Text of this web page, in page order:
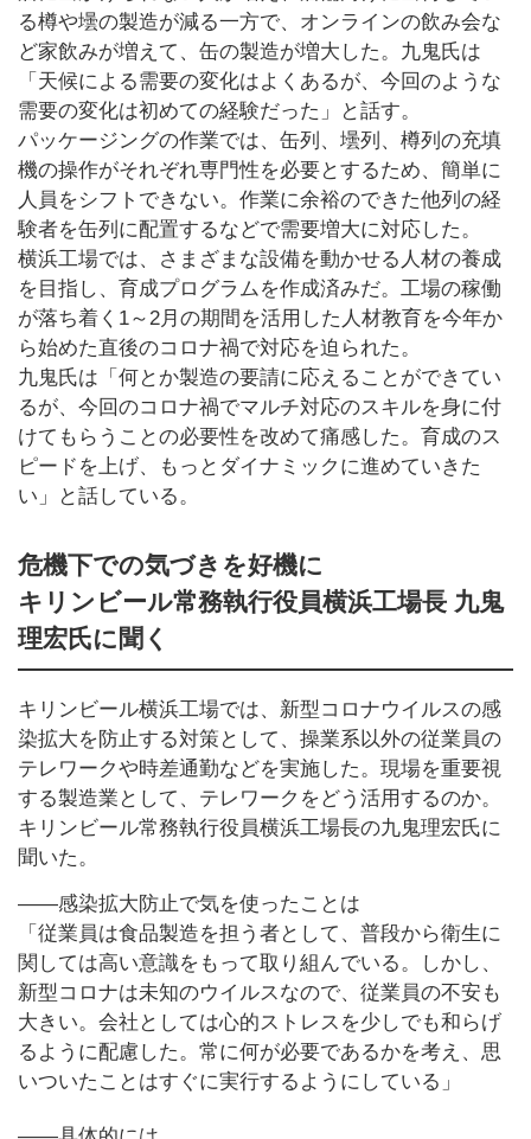
る樽や壜の製造が減る一方で、オンラインの飲み会な
ど家飲みが増えて、缶の製造が増大した。九鬼氏は
「天候による需要の変化はよくあるが、今回のような
需要の変化は初めての経験だった」と話す。
パッケージングの作業では、缶列、壜列、樽列の充填
機の操作がそれぞれ専門性を必要とするため、簡単に
人員をシフトできない。作業に余裕のできた他列の経
験者を缶列に配置するなどで需要増大に対応した。
横浜工場では、さまざまな設備を動かせる人材の養成
を目指し、育成プログラムを作成済みだ。工場の稼働
が落ち着く1～2月の期間を活用した人材教育を今年か
ら始めた直後のコロナ禍で対応を迫られた。
九鬼氏は「何とか製造の要請に応えることができてい
るが、今回のコロナ禍でマルチ対応のスキルを身に付
けてもらうことの必要性を改めて痛感した。育成のス
ピードを上げ、もっとダイナミックに進めていきた
い」と話している。
危機下での気づきを好機に
キリンビール常務執行役員横浜工場長 九鬼
理宏氏に聞く
キリンビール横浜工場では、新型コロナウイルスの感
染拡大を防止する対策として、操業系以外の従業員の
テレワークや時差通勤などを実施した。現場を重要視
する製造業として、テレワークをどう活用するのか。
キリンビール常務執行役員横浜工場長の九鬼理宏氏に
聞いた。
――感染拡大防止で気を使ったことは
「従業員は食品製造を担う者として、普段から衛生に
関しては高い意識をもって取り組んでいる。しかし、
新型コロナは未知のウイルスなので、従業員の不安も
大きい。会社としては心的ストレスを少しでも和らげ
るように配慮した。常に何が必要であるかを考え、思
いついたことはすぐに実行するようにしている」